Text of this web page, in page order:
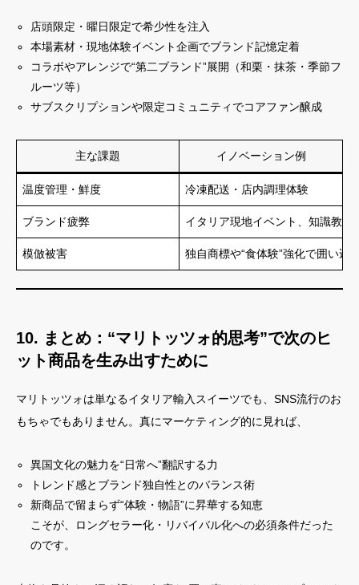
店頭限定・曜日限定で希少性を注入
本場素材・現地体験イベント企画でブランド記憶定着
コラボやアレンジで“第二ブランド”展開（和栗・抹茶・季節フ
ルーツ等）
サブスクリプションや限定コミュニティでコアファン醸成
主な課題 イノベーション例
温度管理・鮮度 冷凍配送・店内調理体験
ブランド疲弊 イタリア現地イベント、知識教養
模倣被害 独自商標や“食体験”強化で囲い込
10. まとめ：“マリトッツォ的思考”で次のヒ
ット商品を生み出すために
マリトッツォは単なるイタリア輸入スイーツでも、SNS流行のお
もちゃでもありません。真にマーケティング的に見れば、
異国文化の魅力を“日常へ”翻訳する力
トレンド感とブランド独自性とのバランス術
新商品で留まらず“体験・物語”に昇華する知恵
こそが、ロングセラー化・リバイバル化への必須条件だった
のです。